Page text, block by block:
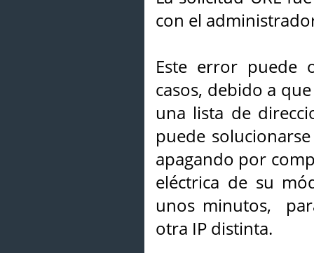
con el
Este error puede
casos, debido a
una lista de
puede
apagando por
eléctrica de su
unos minutos,
otra IP distinta.